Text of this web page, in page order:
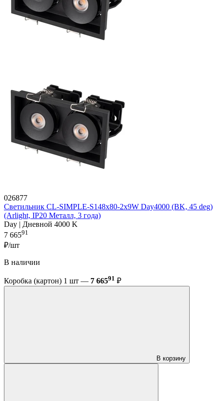
026877
Светильник CL-SIMPLE-S148x80-2x9W Day4000 (BK, 45 deg)
(Arlight, IP20 Металл, 3 года)
Day | Дневной 4000 K
7 66591
₽/шт
В наличии
Коробка (картон) 1 шт — 7 66591 ₽
В корзину